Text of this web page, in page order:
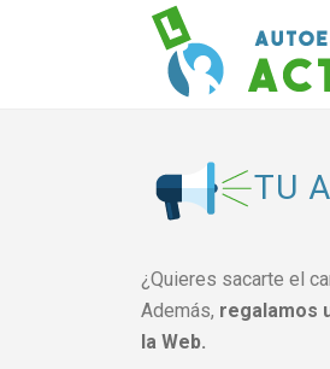
TU
¿Quieres sacarte el
Además, regalamos
la Web.